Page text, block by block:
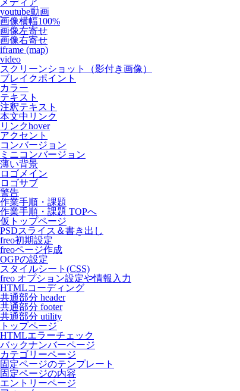
メディア
youtube動画
画像横幅100%
画像左寄せ
画像右寄せ
iframe (map)
video
スクリーンショット（影付き画像）
ブレイクポイント
カラー
テキスト
注釈テキスト
本文中リンク
リンクhover
アクセント
コンバージョン
ミニコンバージョン
薄い背景
ロゴメイン
ロゴサブ
警告
作業手順・課題
作業手順・課題 TOPへ
仮トップページ
PSDスライス＆書き出し
freo初期設定
freoページ作成
OGPの設定
スタイルシート(CSS)
freo オプション設定や情報入力
HTMLコーディング
共通部分 header
共通部分 footer
共通部分 utility
トップページ
HTMLエラーチェック
バックナンバーページ
カテゴリーページ
固定ページのテンプレート
固定ページの内容
エントリーページ